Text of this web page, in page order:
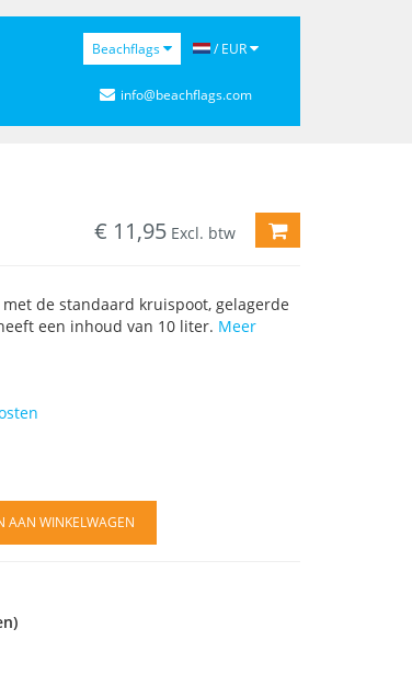
Beachflags / EUR
info@beachflags.com
€ 11,95 Excl. btw TOEVOEGEN
de standaard kruispoot, gelagerde
een inhoud van 10 liter. Meer
AAN WINKELWAGEN